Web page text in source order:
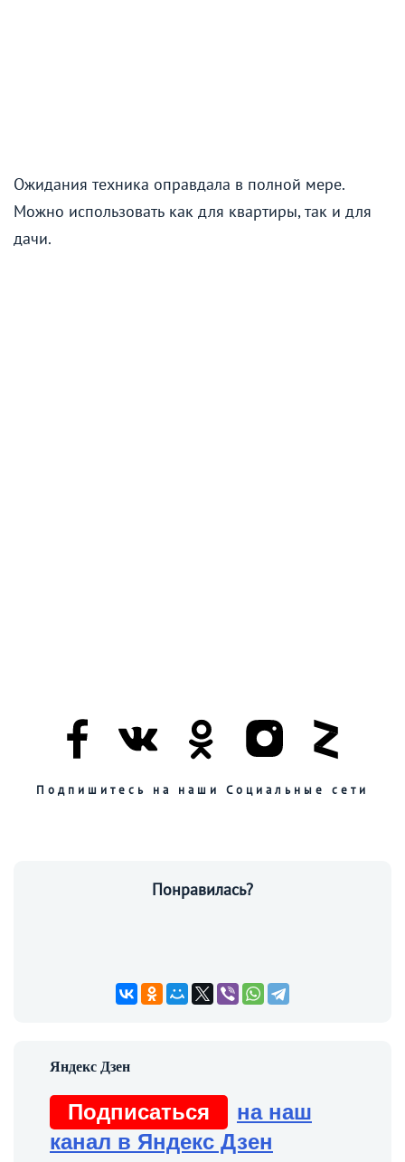
Ожидания техника оправдала в полной мере.
Можно использовать как для квартиры, так и для
дачи.
Подпишитесь на наши Социальные сети
Понравилась?
Подписаться
на наш
канал в Яндекс Дзен